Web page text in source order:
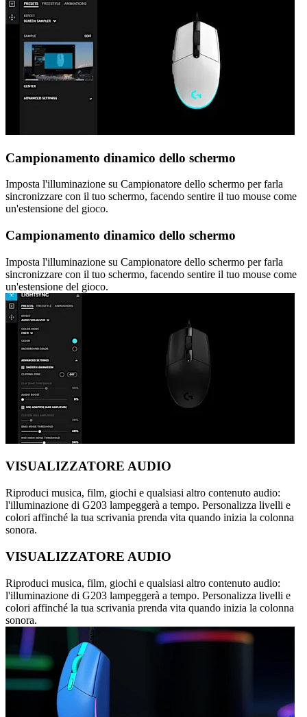
Campionamento dinamico dello schermo
Imposta l'illuminazione su Campionatore dello schermo per farla
sincronizzare con il tuo schermo, facendo sentire il tuo mouse come
un'estensione del gioco.
Campionamento dinamico dello schermo
Imposta l'illuminazione su Campionatore dello schermo per farla
sincronizzare con il tuo schermo, facendo sentire il tuo mouse come
un'estensione del gioco.
VISUALIZZATORE AUDIO
Riproduci musica, film, giochi e qualsiasi altro contenuto audio:
l'illuminazione di G203 lampeggerà a tempo. Personalizza livelli e
colori affinché la tua scrivania prenda vita quando inizia la colonna
sonora.
VISUALIZZATORE AUDIO
Riproduci musica, film, giochi e qualsiasi altro contenuto audio:
l'illuminazione di G203 lampeggerà a tempo. Personalizza livelli e
colori affinché la tua scrivania prenda vita quando inizia la colonna
sonora.